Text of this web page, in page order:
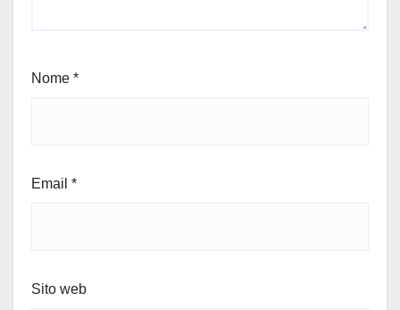
Nome *
Email *
Sito web